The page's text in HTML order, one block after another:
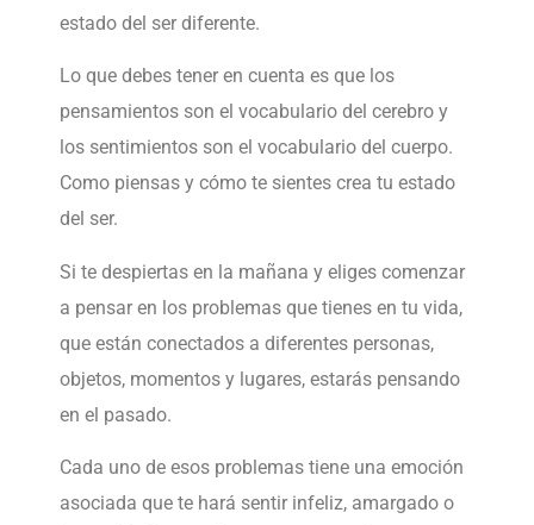
estado del ser diferente.
Lo que debes tener en cuenta es que los
pensamientos son el vocabulario del cerebro y
los sentimientos son el vocabulario del cuerpo.
Como piensas y cómo te sientes crea tu estado
del ser.
Si te despiertas en la mañana y eliges comenzar
a pensar en los problemas que tienes en tu vida,
que están conectados a diferentes personas,
objetos, momentos y lugares, estarás pensando
en el pasado.
Cada uno de esos problemas tiene una emoción
asociada que te hará sentir infeliz, amargado o